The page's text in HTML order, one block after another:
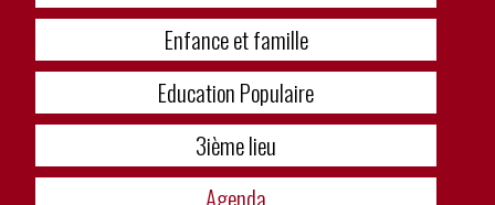
Enfance et famille
Education Populaire
3ième lieu